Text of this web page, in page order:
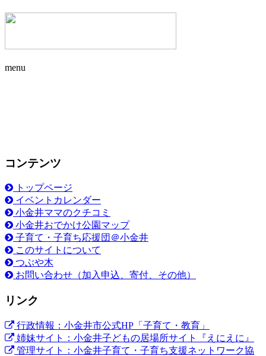
menu
コンテンツ
トップページ
イベントカレンダー
小金井ママのクチコミ
小金井おでかけ公園マップ
子育て・子育ち応援団＠小金井
このサイトについて
つぶや木
お問い合わせ（加入申込、寄付、その他）
リンク
行政情報：小金井市公式HP「子育て・教育」
姉妹サイト：小金井子どもの居場所サイト『えにえに』
管理サイト：小金井子育て・子育ち支援ネットワーク協